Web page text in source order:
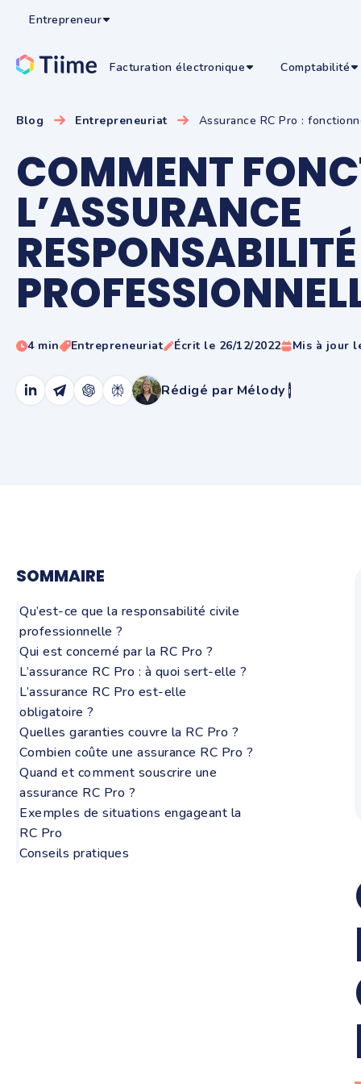
Entrepreneur
Facturation électronique Comptabilité
Blog Entrepreneuriat Assurance RC Pro :
COMMENT
L’ASSURANCE
4 min Entrepreneuriat Écrit le 26/12/2022 Mis à jour
Rédigé par Mélody i
SOMMAIRE
Qu’est-ce que la responsabilité civile
professionnelle ?
Qui est concerné par la RC Pro ?
L’assurance RC Pro : à quoi sert-elle ?
L’assurance RC Pro est-elle
obligatoire ?
Quelles garanties couvre la RC Pro ?
Combien coûte une assurance RC Pro ?
Quand et comment souscrire une
assurance RC Pro ?
Exemples de situations engageant la
RC Pro
Conseils pratiques